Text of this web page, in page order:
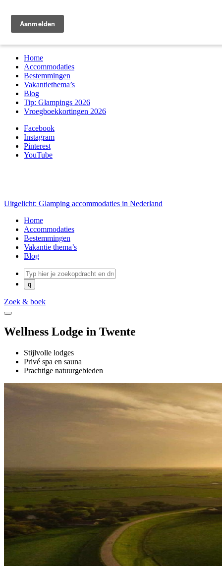
Home
Accommodaties
Bestemmingen
Vakantiethema’s
Blog
Tip: Glampings 2026
Vroegboekkortingen 2026
Facebook
Instagram
Pinterest
YouTube
Uitgelicht: Glamping accommodaties in Nederland
Home
Accommodaties
Bestemmingen
Vakantie thema’s
Blog
Zoek & boek
Wellness Lodge in Twente
Stijlvolle lodges
Privé spa en sauna
Prachtige natuurgebieden